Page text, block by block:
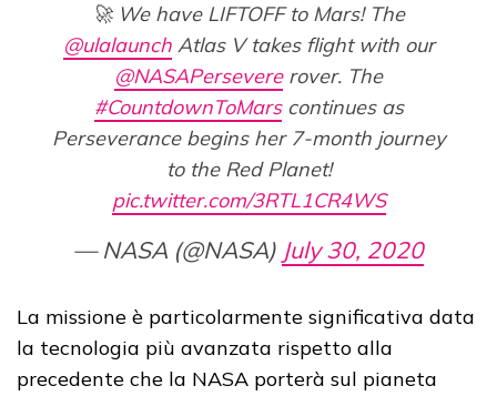
🚀 We have LIFTOFF to Mars! The
@ulalaunchAtlas V takes flight with our
@NASAPersevererover. The
#CountdownToMarscontinues as
Perseverance begins her 7-month journey
to the Red Planet!
pic.twitter.com/3RTL1CR4WS
— NASA (@NASA) July 30, 2020
La missione è particolarmente significativa data
la tecnologia più avanzata rispetto alla
precedente che la NASA porterà sul pianeta